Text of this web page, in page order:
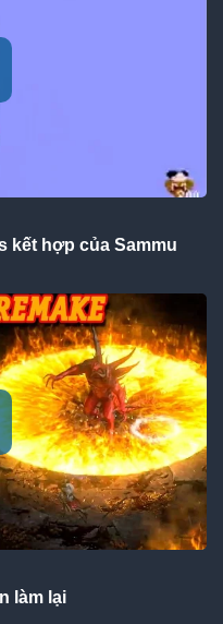
kết hợp của Sammu
làm lại